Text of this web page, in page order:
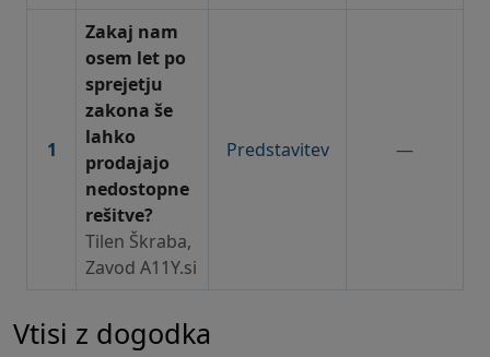
1
Zakaj nam
osem let po
sprejetju
zakona še
lahko
prodajajo
nedostopne
rešitve?
Tilen Škraba,
Zavod A11Y.si
Predstavitev —
Vtisi z dogodka